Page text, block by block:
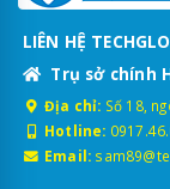
LIÊN HỆ
Trụ sở chính
Địa chỉ: Số 18,
Hotline:
Email: